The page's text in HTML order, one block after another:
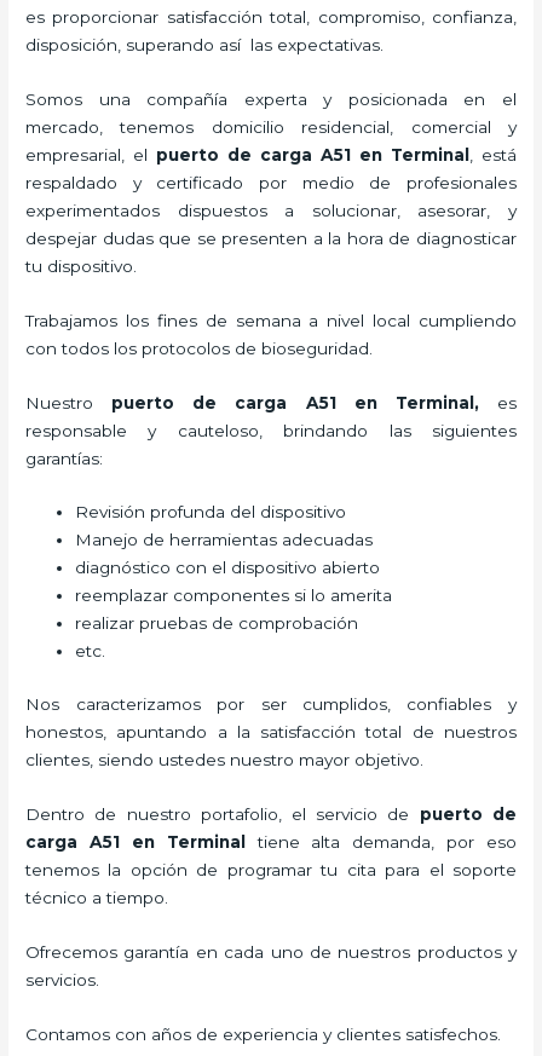
es proporcionar satisfacción total, compromiso, confianza,
disposición, superando así las expectativas.
Somos una compañía experta y posicionada en el
mercado, tenemos domicilio residencial, comercial y
empresarial, el puerto de carga A51 en Terminal
, está
respaldado y certificado por medio de profesionales
experimentados dispuestos a solucionar, asesorar, y
despejar dudas que se presenten a la hora de diagnosticar
tu dispositivo.
Trabajamos los fines de semana a nivel local cumpliendo
con todos los protocolos de bioseguridad.
Nuestro puerto de carga A51 en Terminal, es
responsable y cauteloso, brindando las siguientes
garantías:
Revisión profunda del dispositivo
Manejo de herramientas adecuadas
diagnóstico con el dispositivo abierto
reemplazar componentes si lo amerita
realizar pruebas de comprobación
etc.
Nos caracterizamos por ser cumplidos, confiables y
honestos, apuntando a la satisfacción total de nuestros
clientes, siendo ustedes nuestro mayor objetivo.
Dentro de nuestro portafolio, el servicio de puerto de
carga A51
en Terminal
tiene alta demanda, por eso
tenemos la opción de programar tu cita para el soporte
técnico a tiempo.
Ofrecemos garantía en cada uno de nuestros productos y
servicios.
Contamos con años de experiencia y clientes satisfechos.